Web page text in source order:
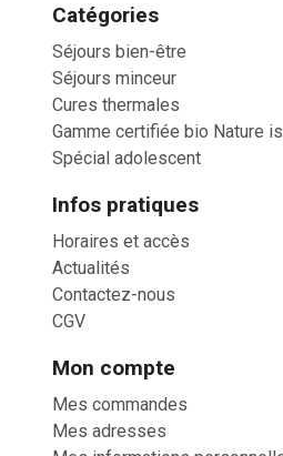
Catégories
Séjours bien-être
Séjours minceur
Cures thermales
Gamme certifiée bio Nature
Spécial adolescent
Infos pratiques
Horaires et accès
Actualités
Contactez-nous
CGV
Mon compte
Mes commandes
Mes adresses